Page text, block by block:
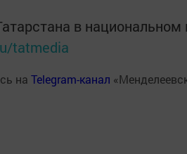
в
tatmedia
на Telegram-канал